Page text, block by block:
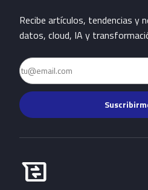
Recibe artículos, tendencias y
datos, cloud, IA y
Email
business_messages
Habla con Bluetab